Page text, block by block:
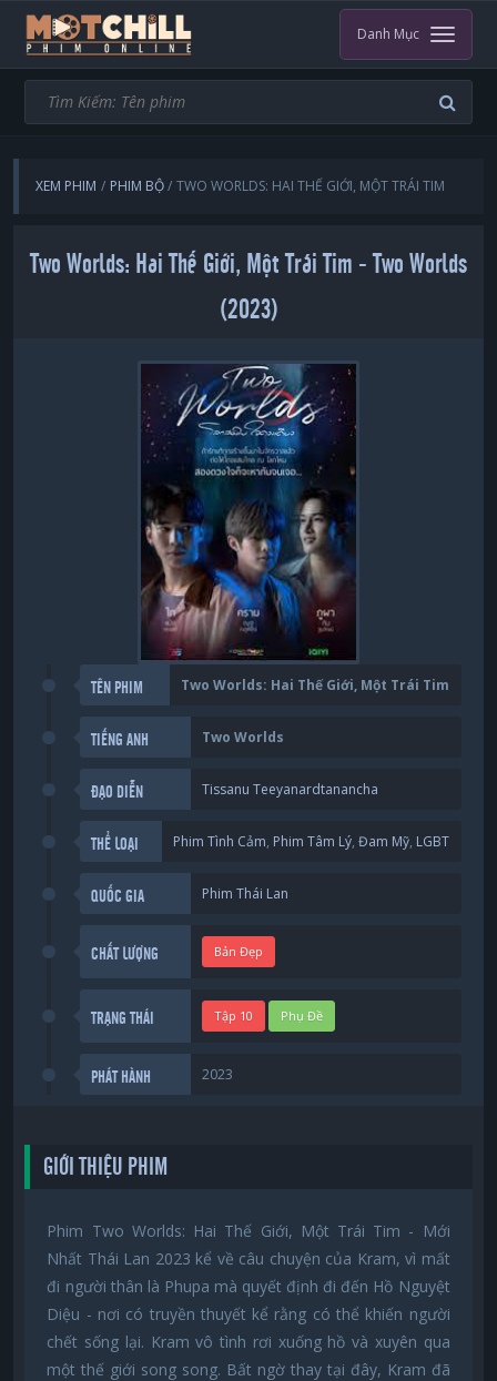
Danh Mục
XEM PHIM PHIM BỘ TWO WORLDS: HAI THẾ GIỚI, MỘT TRÁI TIM
Two Worlds: Hai Thế Giới, Một Trái Tim - Two Worlds
(2023)
TÊN PHIM Two Worlds: Hai Thế Giới, Một Trái Tim
TIẾNG ANH Two Worlds
ĐẠO DIỄN Tissanu Teeyanardtanancha
THỂ LOẠI Phim Tình Cảm, Phim Tâm Lý,Đam Mỹ, LGBT
QUỐC GIA Phim Thái Lan
CHẤT LƯỢNG Bản Đẹp
TRẠNG THÁI Tập 10 Phụ Đề
PHÁT HÀNH 2023
GIỚI THIỆU PHIM
Phim Two Worlds: Hai Thế Giới, Một Trái Tim - Mới
Nhất Thái Lan 2023 kể về câu chuyện của Kram, vì mất
đi người thân là Phupa mà quyết định đi đến Hồ Nguyệt
Diệu - nơi có truyền thuyết kể rằng có thể khiến người
chết sống lại. Kram vô tình rơi xuống hồ và xuyên qua
một thế giới song song. Bất ngờ thay tại đây, Kram đã